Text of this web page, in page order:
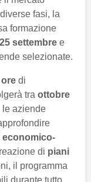
fasi, la
formazione
25 settembre e
selezionate.
ore di
tra ottobre
le aziende
economico-
di piani
il programma